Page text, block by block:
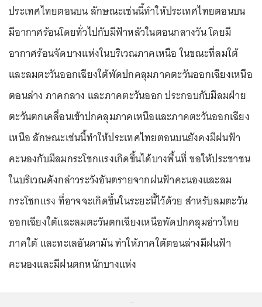
ประเทศไทยตอนบน ลักษณะเช่นนี้ทำให้ประเทศไทยตอนบน
มีอากาศร้อนโดยทั่วไปกับมีฟ้าหลัวในตอนกลางวัน โดยมี
อากาศร้อนจัดบางแห่งในบริเวณภาคเหนือ ในขณะที่ลมใต้
และลมตะวันออกเฉียงใต้พัดปกคลุมภาคตะวันออกเฉียงเหนือ
ตอนล่าง ภาคกลาง และภาคตะวันออก ประกอบกับมีลมฝ่าย
ตะวันตกเคลื่อนเข้าปกคลุมภาคเหนือและภาคตะวันออกเฉียง
เหนือ ลักษณะเช่นนี้ทำให้ประเทศไทยตอนบนยังคงมีฝนฟ้า
คะนองกับมีลมกระโชกแรงเกิดขึ้นได้บางพื้นที่ ขอให้ประชาชน
ในบริเวณดังกล่าวระวังอันตรายจากฝนฟ้าคะนองและลม
กระโชกแรง ที่อาจจะเกิดขึ้นในระยะนี้ไว้ด้วย สำหรับลมตะวัน
ออกเฉียงใต้และลมตะวันตกเฉียงเหนือพัดปกคลุมอ่าวไทย
ภาคใต้ และทะเลอันดามัน ทำให้ภาคใต้ตอนล่างมีฝนฟ้า
คะนองและมีฝนตกหนักบางแห่ง